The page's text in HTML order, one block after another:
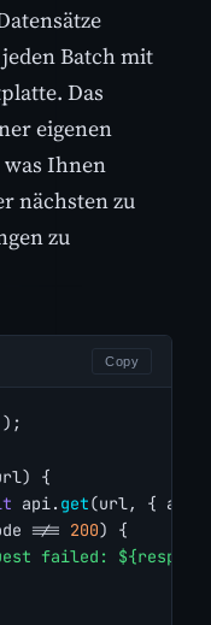
Batch mit
Das
eigenen
was Ihnen
nächsten zu
zu
Copy
);
{
api. get(url, {
!== 200) {
failed: